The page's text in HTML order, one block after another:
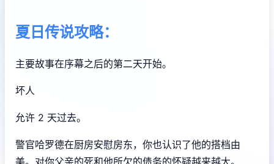
夏日传说攻略：
主要故事在序幕之后的第二天开始。
坏人
允许 2 天过去。
警官哈罗德在厨房安慰房东，你也认识了他的搭档由
美。对你父亲的死和他所欠的债务的怀疑越来越大。